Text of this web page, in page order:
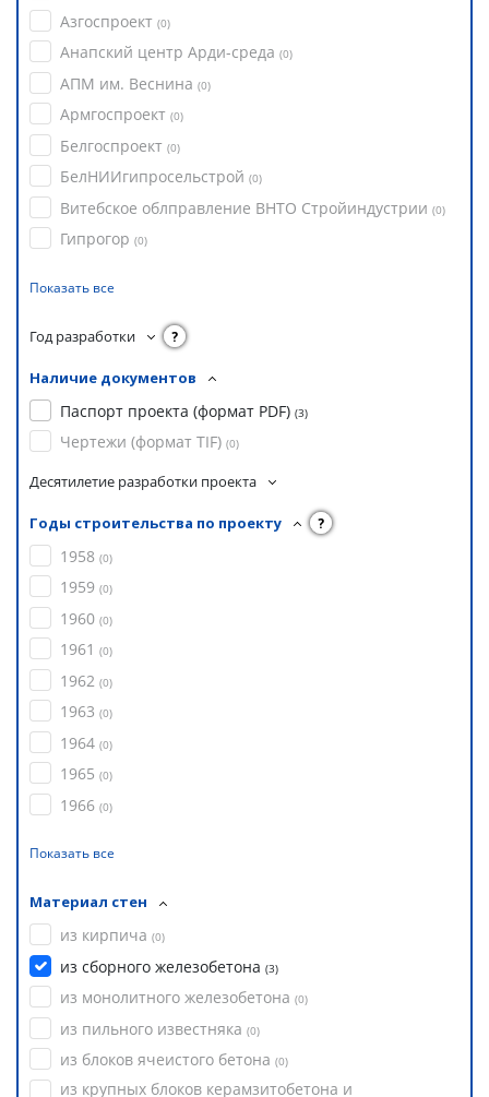
Азгоспроект (0)
Анапский центр Арди-среда (0)
АПМ им. Веснина (0)
Армгоспроект (0)
Белгоспроект (0)
БелНИИгипросельстрой (0)
Витебское облправление ВНТО Стройиндустрии (0)
Гипрогор (0)
Показать все
Год разработки ?
Наличие документов
Паспорт проекта (формат PDF) (3)
Чертежи (формат TIF) (0)
Десятилетие разработки проекта
Годы строительства по проекту ?
1958 (0)
1959 (0)
1960 (0)
1961 (0)
1962 (0)
1963 (0)
1964 (0)
1965 (0)
1966 (0)
Показать все
Материал стен
из кирпича (0)
из сборного железобетона (3)
из монолитного железобетона (0)
из пильного известняка (0)
из блоков ячеистого бетона (0)
из крупных блоков керамзитобетона и